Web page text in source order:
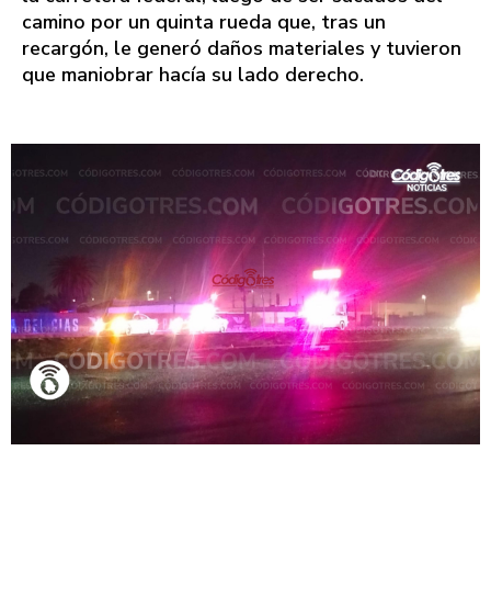
camino por un quinta rueda que, tras un
recargón, le generó daños materiales y tuvieron
que maniobrar hacía su lado derecho.